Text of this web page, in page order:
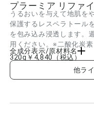
プラーミア リファ
うるおいを与えて地肌を
保護するレスペラトール
を包み込み浸透します。
用ください。※二酸化炭素
全成分表示/原材料名
水、LPG、ベヘナミドプロピルジメ
ル、マカデミアナッツ油、二酸化
イソステアロイル加水分解コラー
320g ￥4,840
（税込）
他ラ